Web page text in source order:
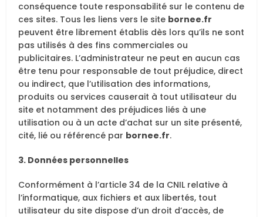
conséquence toute responsabilité sur le contenu de
ces sites. Tous les liens vers le site bornee.fr
peuvent être librement établis dès lors qu’ils ne sont
pas utilisés à des fins commerciales ou
publicitaires. L’administrateur ne peut en aucun cas
être tenu pour responsable de tout préjudice, direct
ou indirect, que l’utilisation des informations,
produits ou services causerait à tout utilisateur du
site et notamment des préjudices liés à une
utilisation ou à un acte d’achat sur un site présenté,
cité, lié ou référencé par bornee.fr.
3. Données personnelles
Conformément à l’article 34 de la CNIL relative à
l’informatique, aux fichiers et aux libertés, tout
utilisateur du site dispose d’un droit d’accès, de